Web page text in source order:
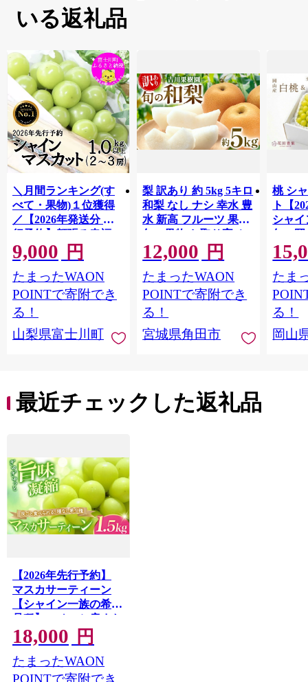
いる返礼品
＼月間ランキング(す
べて・果物)１位獲得
／【2026年発送分 先
行予約】頬張る幸福
感 〜緑の宝石・ シ
ャインマスカット 〜
１ｋｇ以上（２〜３
房） フルーツ 山梨県
産 果物 くだもの シャ
イン マスカット ぶど
う ブドウ 葡萄 大粒 種
9,000 円
たまったWAON
POINTで寄附でき
る！
山梨県富士川町
梨 訳あり 約 5kg 5キロ
和梨 なし ナシ 幸水 豊
水 新高 フルーツ 果物
旬の果物 お取り寄せ
グルメ 美味しい 甘い
人気 おすすめ 吉川果
樹園 宮城県 角田市
【先行予約（2026年発
送分）】
12,000 円
たまったWAON
POINTで寄附でき
る！
宮城県角田市
桃 シ
ト【
シャ
旬の
品｜
もも 桃
旬 シ
ト 果
ーチ
限定
momo
たま
る！
岡山
最近チェックした返礼品
【2026年先行予約】
マスカサーティーン
【シャイン一族の希少
品種】 1.5㎏（3房また
は4房） 高級 シャイン
マスカット よしだ葡
萄園 朝どれ直送【10
月上旬～10月下旬頃に
18,000 円
たまったWAON
POINTで寄附でき